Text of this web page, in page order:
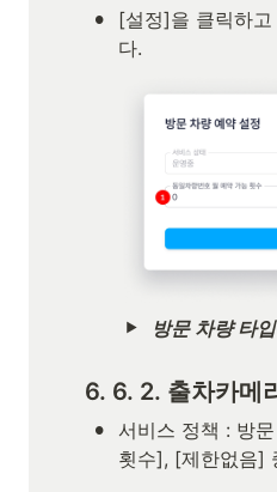
•
[설정]을 클릭하
다.
방문 차량 타
6. 6. 2. 출차카메
• 서비스 정책 : 방
횟수], [제한없음]